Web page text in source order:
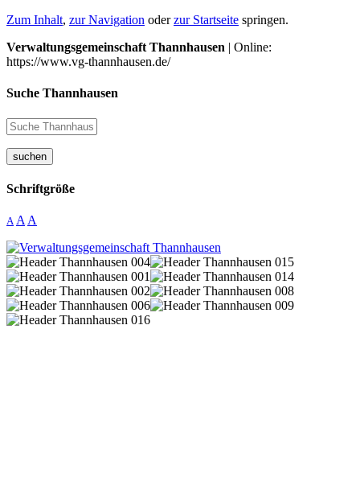
Zum Inhalt, zur Navigation oderzur Startseite springen.
Verwaltungsgemeinschaft Thannhausen | Online:
https://www.vg-thannhausen.de/
Suche Thannhausen
suchen
Schriftgröße
A A A